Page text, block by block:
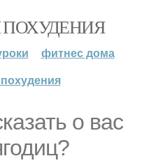
фитнес дома
о вас